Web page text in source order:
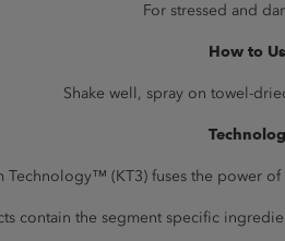
For stressed and
How to
Shake well, spray on towel-
Technology™ (KT3) fuses the power
contain the segment specific